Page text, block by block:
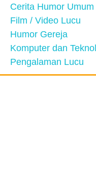
Cerita Humor Umum
Film / Video Lucu
Humor Gereja
Komputer dan
Pengalaman Lucu